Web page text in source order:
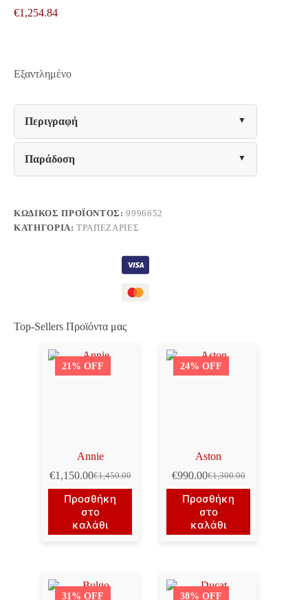
€1,254.84
Εξαντλημένο
Περιγραφή
Παράδοση
ΚΩΔΙΚΌΣ ΠΡΟΪΌΝΤΟΣ:9996652
ΚΑΤΗΓΟΡΊΑ:ΤΡΑΠΕΖΑΡΊΕΣ
Top-Sellers Προϊόντα μας
21% OFF
Annie
€1,450.00
Original
price
was:
€1,450.00.
€1,150.00Η
τρέχουσα
τιμή
είναι:
€1,150.00.
Προσθήκη
στο
καλάθι
24% OFF
Aston
€1,300.00
Original
price
was:
€1,300.00.
€990.00Η
τρέχουσα
τιμή
είναι:
€990.00.
Προσθήκη
στο
καλάθι
31% OFF 38% OFF